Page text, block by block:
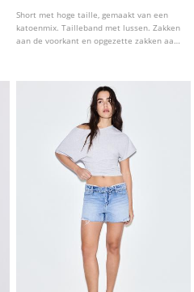
Short met hoge taille, gemaakt van een
katoenmix. Tailleband met lussen. Zakken
aan de voorkant en opgezette zakken aan
omslag. Verkrijgbaar in verschillende